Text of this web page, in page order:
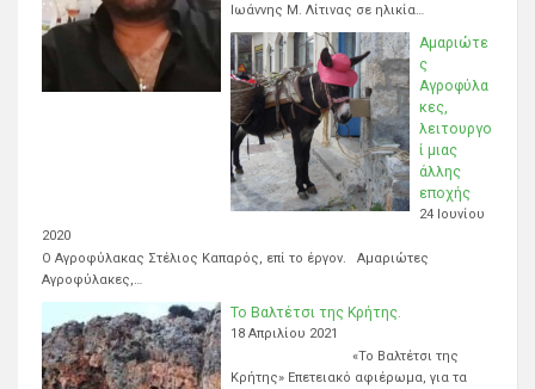
Ιωάννης Μ. Λίτινας σε ηλικία…
Αμαριώτε
ς
Αγροφύλα
κες,
λειτουργο
ί μιας
άλλης
εποχής
24 Ιουνίου
2020
Ο Αγροφύλακας Στέλιος Καπαρός, επί το έργον. Αμαριώτες
Αγροφύλακες,…
Το Βαλτέτσι της Κρήτης.
18 Απριλίου 2021
«Το Βαλτέτσι της
Κρήτης» Επετειακό αφιέρωμα, για τα